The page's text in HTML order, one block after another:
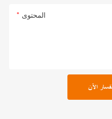
المحتوى
الآن